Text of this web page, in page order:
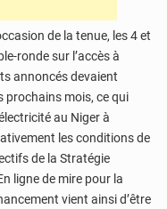
de la tenue, les 4 et
ronde sur l’accès à
annoncés devaient
prochains mois, ce qui
au Niger à
les conditions de
de la Stratégie
ligne de mire pour la
vient ainsi d’être